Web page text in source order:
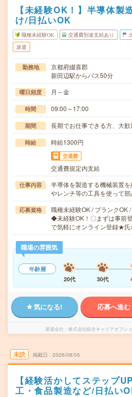
【未経験OK！】半導体製
け/日払いOK
職種未経験OK 交通費別途支給あり
派遣
勤務地
京都府綴喜郡
新田辺駅からバス50分
曜日頻度 月～金
時間 09:00～17:00
期間 長期でお仕事できる方、大歓
時給 時給1300円
交通費
交通費規定内支給
仕事内容
半導体を製造する機械装置
やレンチ等の工具を使って
応募資格
職種未経験OK / ブランクOK
◆未経験OK！〇まずは事前
で気軽にオンライン登録★
職場の雰囲気
年齢層
20代
30代
気になる! 応募へ進む
派遣会社 株式会社綜合キャリアオプシ
未読 掲載日 2026/08/05
【経験活かしてステップ
工・食品製造など/日払い